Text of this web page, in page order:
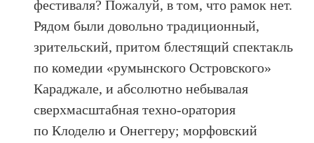
фестиваля? Пожалуй, в том, что рамок нет.
Рядом были довольно традиционный,
зрительский, притом блестящий спектакль
по комедии «румынского Островского»
Караджале, и абсолютно небывалая
сверхмасштабная техно-оратория
по Клоделю и Онеггеру; морфовский